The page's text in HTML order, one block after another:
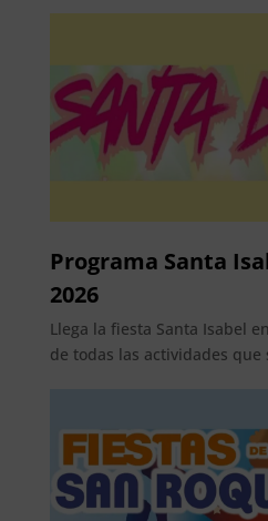
Programa Santa
2026
Llega la fiesta Santa Isabel
de todas las actividades que